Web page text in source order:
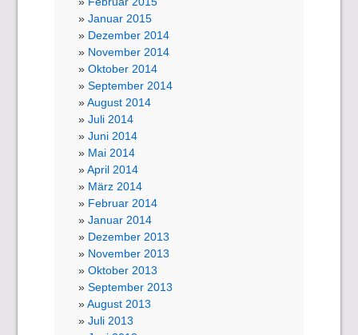
Januar 2015
Dezember 2014
November 2014
Oktober 2014
September 2014
August 2014
Juli 2014
Juni 2014
Mai 2014
April 2014
März 2014
Februar 2014
Januar 2014
Dezember 2013
November 2013
Oktober 2013
September 2013
August 2013
Juli 2013